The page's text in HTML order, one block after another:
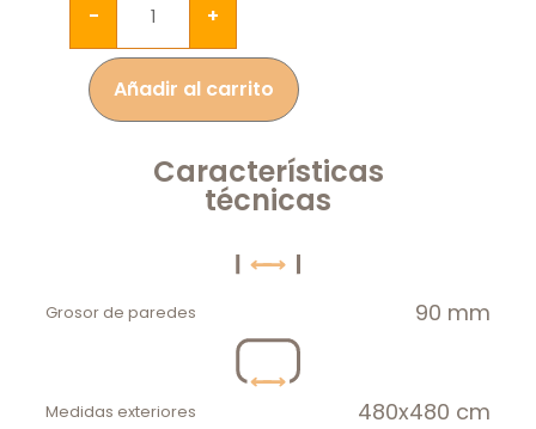
- +
Añadir al carrito
Características
técnicas
Grosor de paredes 90 mm
Medidas exteriores 480x480 cm